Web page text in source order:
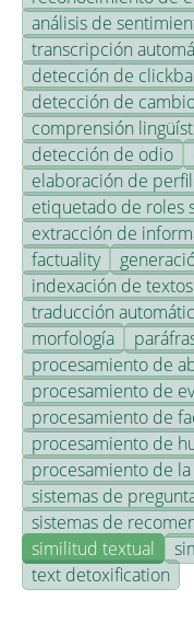
análisis de
transcripción
detección de
detección de
comprensión
detección de odio
elaboración de
etiquetado de roles
extracción de
factuality
indexación de textos
traducción
morfología
procesamiento de
procesamiento de
procesamiento de
procesamiento de
procesamiento de
sistemas de
sistemas de
similitud textual
text detoxification